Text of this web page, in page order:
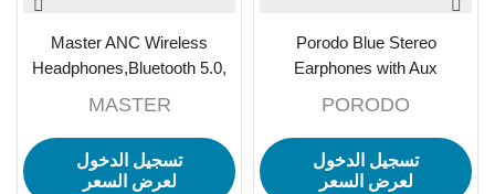
Porodo Blue Stereo
Earphones with Aux
PORODO
تسجيل الدخول
لعرض السعر
Master ANC Wireless
Headphones,Bluetooth 5.0,
Black
MASTER
تسجيل الدخول
لعرض السعر